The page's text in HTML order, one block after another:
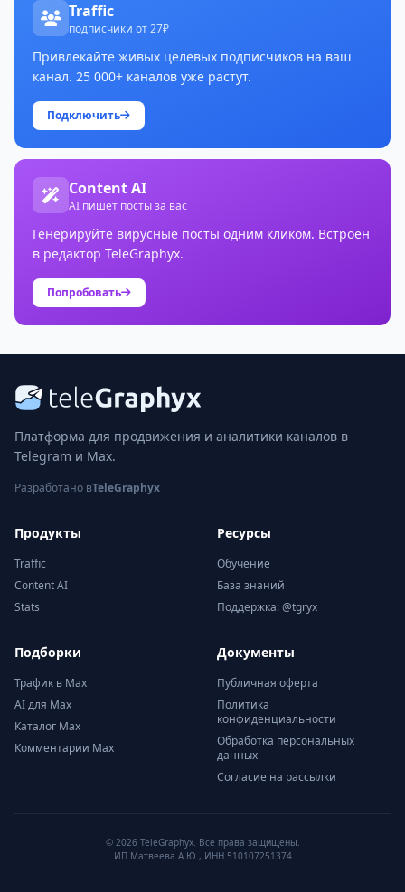
Traffic
подписчики от 27₽
Привлекайте живых целевых подписчиков на ваш
канал. 25 000+ каналов уже растут.
Подключить
Content AI
AI пишет посты за вас
Генерируйте вирусные посты одним кликом. Встроен
в редактор TeleGraphyx.
Попробовать
Платформа для продвижения и аналитики каналов в
Telegram и Max.
Разработано вTeleGraphyx
Продукты
Traffic
Content AI
Stats
Ресурсы
Обучение
База знаний
Поддержка: @tgryx
Подборки
Трафик в Max
AI для Max
Каталог Max
Комментарии Max
Документы
Публичная оферта
Политика
конфиденциальности
Обработка персональных
данных
Согласие на рассылки
© 2026 TeleGraphyx. Все права защищены.
ИП Матвеева А.Ю., ИНН 510107251374